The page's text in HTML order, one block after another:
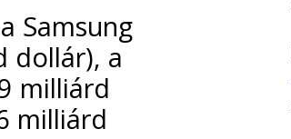
Samsung
dollár), a
milliárd
milliárd